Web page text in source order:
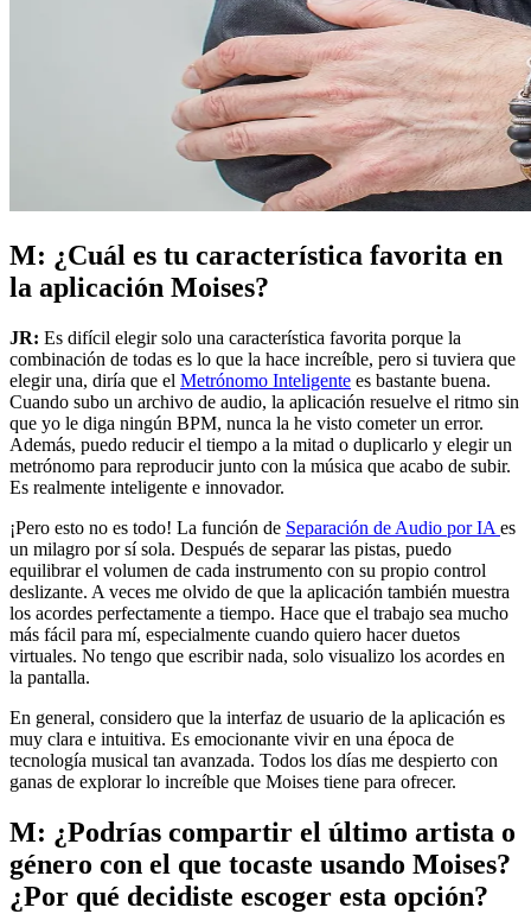
M: ¿Cuál es tu característica favorita en
la aplicación Moises?
JR: Es difícil elegir solo una característica favorita porque la
combinación de todas es lo que la hace increíble, pero si tuviera que
elegir una, diría que el Metrónomo Inteligente es bastante buena.
Cuando subo un archivo de audio, la aplicación resuelve el ritmo sin
que yo le diga ningún BPM, nunca la he visto cometer un error.
Además, puedo reducir el tiempo a la mitad o duplicarlo y elegir un
metrónomo para reproducir junto con la música que acabo de subir.
Es realmente inteligente e innovador.
¡Pero esto no es todo! La función de Separación de Audio por IA es
un milagro por sí sola. Después de separar las pistas, puedo
equilibrar el volumen de cada instrumento con su propio control
deslizante. A veces me olvido de que la aplicación también muestra
los acordes perfectamente a tiempo. Hace que el trabajo sea mucho
más fácil para mí, especialmente cuando quiero hacer duetos
virtuales. No tengo que escribir nada, solo visualizo los acordes en
la pantalla.
En general, considero que la interfaz de usuario de la aplicación es
muy clara e intuitiva. Es emocionante vivir en una época de
tecnología musical tan avanzada. Todos los días me despierto con
ganas de explorar lo increíble que Moises tiene para ofrecer.
M: ¿Podrías compartir el último artista o
género con el que tocaste usando Moises?
¿Por qué decidiste escoger esta opción?